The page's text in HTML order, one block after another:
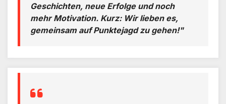
Geschichten, neue Erfolge und noch
mehr Motivation. Kurz: Wir lieben es,
gemeinsam auf Punktejagd zu gehen!"